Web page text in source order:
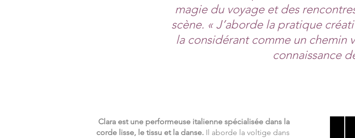
magie du voyage et des
scène. « J’aborde la pratique
la considérant comme un chemin
connaissance
Clara est une performeuse italienne spécialisée dans la
corde lisse, le tissu et la danse. Il aborde la voltige dans